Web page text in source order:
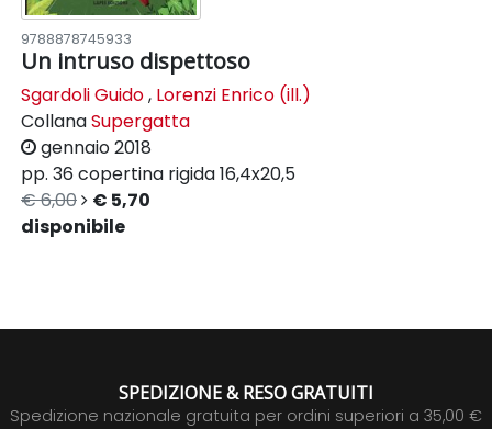
9788878745933
Un intruso dispettoso
Sgardoli Guido, Lorenzi Enrico (ill.)
CollanaSupergatta
gennaio 2018
pp. 36 copertina rigida16,4x20,5
€ 6,00
€ 5,70
disponibile
SPEDIZIONE & RESO GRATUITI
Spedizione nazionale gratuita per ordini superiori a 35,00 €